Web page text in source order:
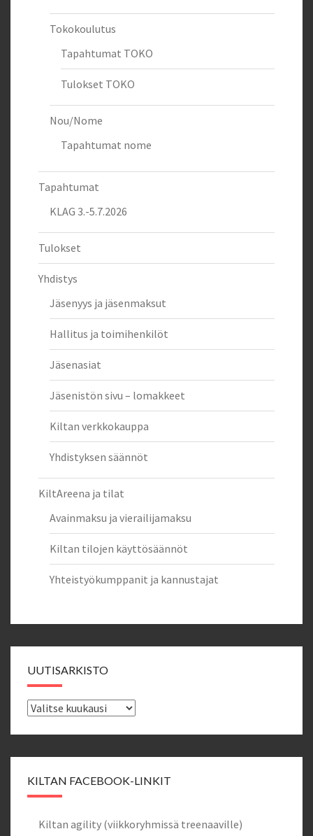
Tokokoulutus
Tapahtumat TOKO
Tulokset TOKO
Nou/Nome
Tapahtumat nome
Tapahtumat
KLAG 3.-5.7.2026
Tulokset
Yhdistys
Jäsenyys ja jäsenmaksut
Hallitus ja toimihenkilöt
Jäsenasiat
Jäsenistön sivu – lomakkeet
Kiltan verkkokauppa
Yhdistyksen säännöt
KiltAreena ja tilat
Avainmaksu ja vierailijamaksu
Kiltan tilojen käyttösäännöt
Yhteistyökumppanit ja kannustajat
UUTISARKISTO
Uutisarkisto
KILTAN FACEBOOK-LINKIT
Kiltan agility (viikkoryhmissä treenaaville)